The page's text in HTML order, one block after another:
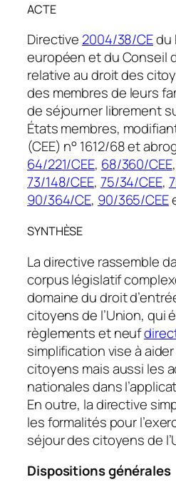
ACTE
Directive 2004/38/CEdu
européen et du Conseil
relative au droit des
des membres de leurs
de séjourner librement
États membres,
(CEE) n° 1612/68 et
64/221/CEE, 68/360/CEE,
73/148/CEE, 75/34/CEE,
90/364/CE, 90/365/CEE
SYNTHÈSE
La directive rassemble
corpus législatif
domaine du droit
citoyens de l’Union, qui
règlements et neuf
simplification vise à
citoyens mais aussi les
nationales dans
En outre, la directive
les formalités pour
séjour des citoyens de
Dispositions générales